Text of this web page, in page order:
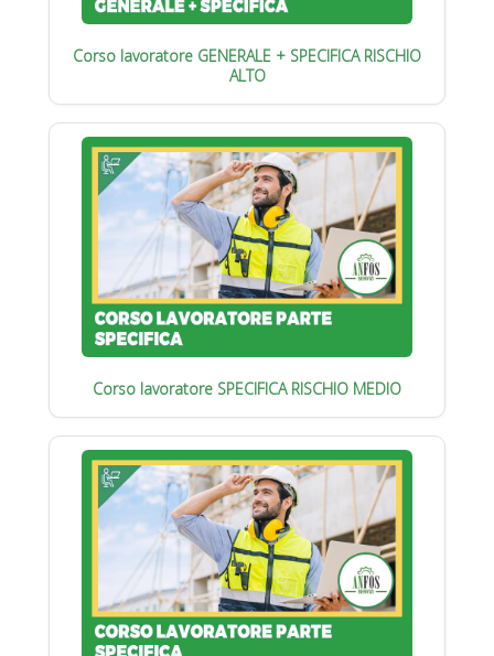
Corso lavoratore GENERALE + SPECIFICA RISCHIO
ALTO
Corso lavoratore SPECIFICA RISCHIO MEDIO